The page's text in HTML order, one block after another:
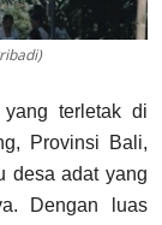
terletak di
Provinsi Bali,
desa adat yang
Dengan luas